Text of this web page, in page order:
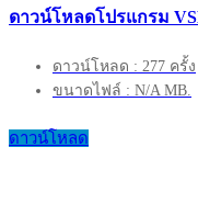
ดาวน์โหลดโปรแกรม
ดาวน์โหลด : 277 ครั้ง
ขนาดไฟล์ : N/A MB.
ดาวน์โหลด